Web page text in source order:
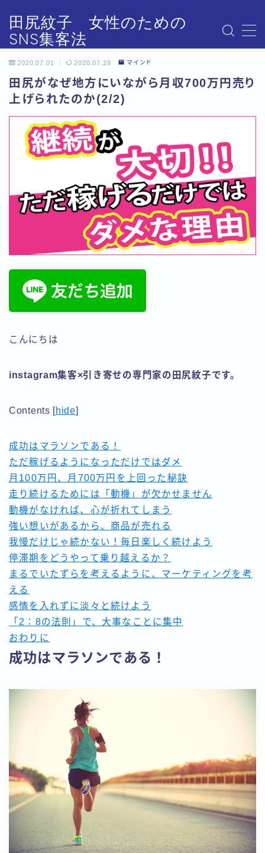
田尻紋子 女性のための
SNS集客法
MENU
#2143 (タイトルなし)
icompanistが「あなた」にできること
Instagramの認知を圧倒的に増やす
Instagramスタートダッシュマニュアル
Instagramモデリング先事例
Instagram映えしないInstagram集客専門家
Instagram集客アカデミー
L Instagram集客アカデミー
SNS集客アカデミー強化合宿セミナーダイジェスト版
①♩ Instagram集客アカデミー
②♩ Instagram集客アカデミー
③♩ Instagram集客アカデミー
④♩ Instagram集客アカデミー
⑤♩ Instagram集客アカデミー
⑥♩ Instagram集客アカデミー
☆Instagram集客アカデミー
☆第３期特典☆ Instagram集客アカデミー 強化合宿
セミナー特別編
宿セミナーダイジェスト版
クライアント様専用ページ
デモプリセット記事 #6
デモプリセット記事 #8
デモプリセット記事 Part04
デモプリセット記事 Part04
デモプリセット記事 Part15
フェイスブックのお友達を増やす
プライバシーポリシー
プロフィール
ベーシック3ヶ月コース
マスター年間コース
利用規約／特定商取引法に基づく表記
有料記事の決済完了ページ
未来思考で創る引き寄せコーチング
運営者情報
2020.07.01 2020.07.29 マインド
田尻がなぜ地方にいながら月収700万円売り
上げられたのか(2/2)
こんにちは
instagram集客×引き寄せの専門家の田尻紋子です。
Contents [hide]
成功はマラソンである！
ただ稼げるようになっただけではダメ
月100万円、月700万円を上回った秘訣
走り続けるためには「動機」が欠かせません
動機がなければ、心が折れてしまう
強い想いがあるから、商品が売れる
我慢だけじゃ続かない！毎日楽しく続けよう
停滞期をどうやって乗り越えるか？
まるでいたずらを考えるように、マーケティングを考
える
感情を入れずに淡々と続けよう
「2：8の法則」で、大事なことに集中
おわりに
成功はマラソンである！